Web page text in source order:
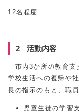
12名程度
2 活動内容
市内3か所の教育支
学校生活への復帰や
長の指示のもと、職
児童生徒の学習